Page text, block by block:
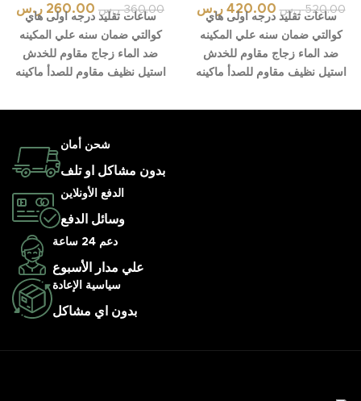
520.00 ر.س 420.00 ر.س
ساعات تقليد درجه اولى هاي
كوالتي ضمان سنه علي المكينه
ضد الماء زجاج مقاوم للخدش
استيل نظيف مقاوم للصدأ ماكينه
360.00 ر.س 260.00 ر.س
ساعات تقليد درجه اولى هاي
كوالتي ضمان سنه علي المكينه
ضد الماء زجاج مقاوم للخدش
استيل نظيف مقاوم للصدأ ماكينه
شحن أمان
بدون مشاكل او تلف
الدفع الأونلاين
وسائل الدفع
دعم 24 ساعة
علي مدار الأسبوع
سياسية الإعادة
بدون اي مشاكل